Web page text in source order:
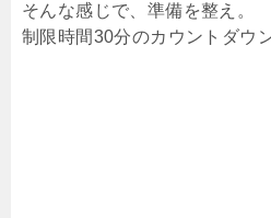
そんな感じで、準備を整え。
制限時間30分のカウントダウ